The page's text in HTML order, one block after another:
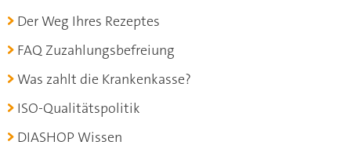
Der Weg Ihres Rezeptes
FAQ Zuzahlungsbefreiung
Was zahlt die Krankenkasse?
ISO-Qualitätspolitik
DIASHOP Wissen